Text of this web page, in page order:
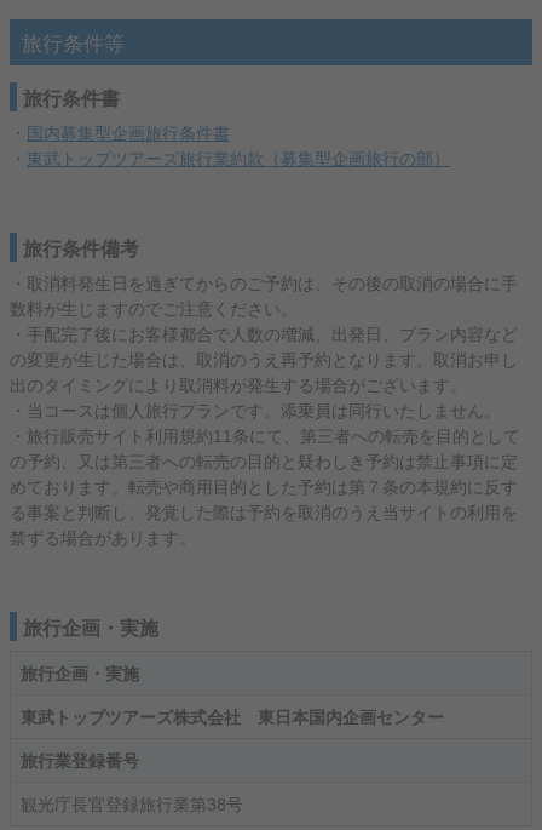
旅行条件等
旅行条件書
・ 国内募集型企画旅行条件書
・ 東武トップツアーズ旅行業約款（募集型企画旅行の部）
旅行条件備考
・取消料発生日を過ぎてからのご予約は、その後の取消の場合に手
数料が生じますのでご注意ください。
・手配完了後にお客様都合で人数の増減、出発日、プラン内容など
の変更が生じた場合は、取消のうえ再予約となります。取消お申し
出のタイミングにより取消料が発生する場合がございます。
・当コースは個人旅行プランです。添乗員は同行いたしません。
・旅行販売サイト利用規約11条にて、第三者への転売を目的として
の予約、又は第三者への転売の目的と疑わしき予約は禁止事項に定
めております。転売や商用目的とした予約は第７条の本規約に反す
る事案と判断し、発覚した際は予約を取消のうえ当サイトの利用を
禁ずる場合があります。
旅行企画・実施
旅行企画・実施
東武トップツアーズ株式会社 東日本国内企画センター
旅行業登録番号
観光庁長官登録旅行業第38号